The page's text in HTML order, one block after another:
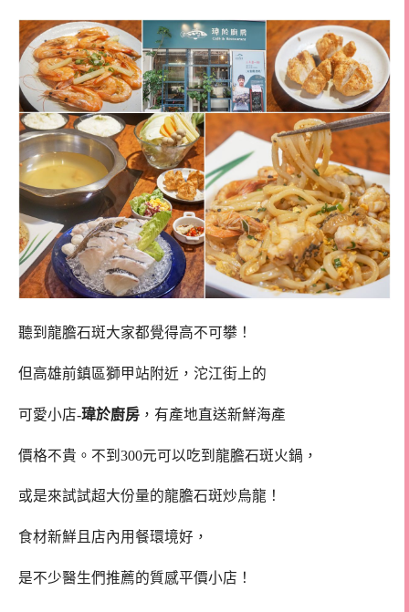
聽到龍膽石斑大家都覺得高不可攀！
但高雄前鎮區獅甲站附近，沱江街上的
可愛小店-瑋於廚房 ，有產地直送新鮮海產
價格不貴。不到300元可以吃到龍膽石斑火鍋，
或是來試試超大份量的龍膽石斑炒烏龍！
食材新鮮且店內用餐環境好，
是不少醫生們推薦的質感平價小店！